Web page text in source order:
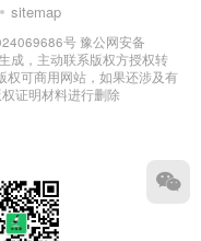
sitemap
号 豫公网安备
成，主动联系版权方授权转
可商用网站，如果还涉及有
证明材料进行删除